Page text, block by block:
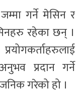
गर्ने मेसिन र
रहेका छन् ।
प्रदान गर्ने
गरेको हो ।